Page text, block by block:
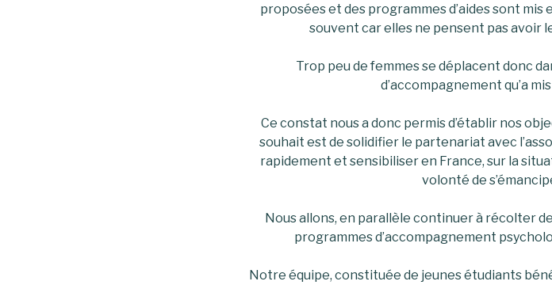
proposées et des programmes d’aides sont
souvent car elles ne pensent pas avoir
Trop peu de femmes se déplacent donc
d’accompagnement qu’a
Ce constat nous a donc permis d’établir nos
souhait est de solidifier le partenariat avec
rapidement et sensibiliser en France, sur la
volonté de
Nous allons, en parallèle continuer à récolter
programmes d’accompagnement
Notre équipe, constituée de jeunes étudiants